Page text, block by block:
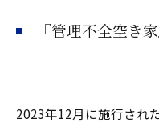
『管理不全空き
2023年12月に施行され